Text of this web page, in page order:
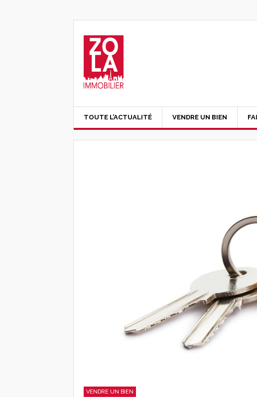
TOUTE L’ACTUALITÉ VENDRE UN BIEN
VENDRE UN BIEN